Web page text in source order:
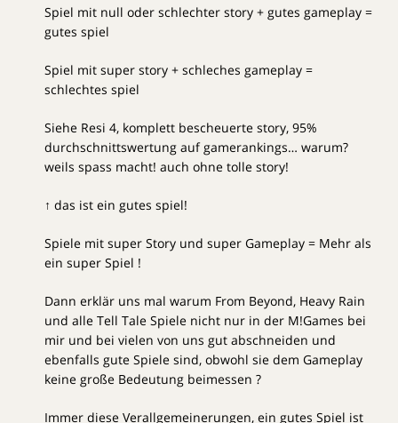
Spiel mit null oder schlechter story + gutes gameplay =
gutes spiel
Spiel mit super story + schleches gameplay =
schlechtes spiel
Siehe Resi 4, komplett bescheuerte story, 95%
durchschnittswertung auf gamerankings… warum?
weils spass macht! auch ohne tolle story!
↑ das ist ein gutes spiel!
Spiele mit super Story und super Gameplay = Mehr als
ein super Spiel !
Dann erklär uns mal warum From Beyond, Heavy Rain
und alle Tell Tale Spiele nicht nur in der M!Games bei
mir und bei vielen von uns gut abschneiden und
ebenfalls gute Spiele sind, obwohl sie dem Gameplay
keine große Bedeutung beimessen ?
Immer diese Verallgemeinerungen, ein gutes Spiel ist